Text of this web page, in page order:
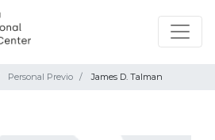
Personal Previo James D. Talman